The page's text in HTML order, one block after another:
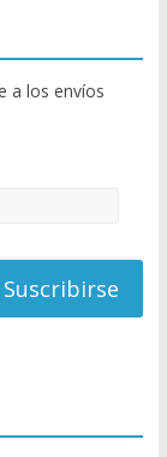
a los envíos